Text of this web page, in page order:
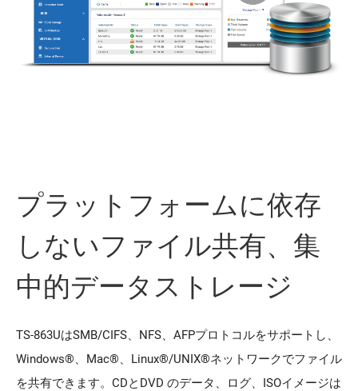
プラットフォームに依存
しないファイル共有、集
中的データストレージ
TS-863UはSMB/CIFS、NFS、AFPプロトコルをサポートし、
Windows®、Mac®、Linux®/UNIX®ネットワークでファイル
を共有できます。CDとDVD のデータ、ログ、ISOイメージは